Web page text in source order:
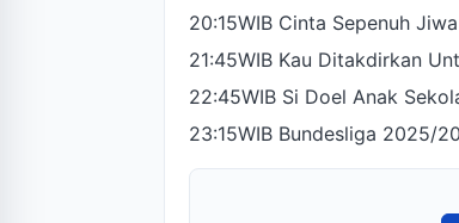
20:15WIB Cinta Sepenuh Jiwa
21:45WIB Kau Ditakdirkan
22:45WIB Si Doel Anak
23:15WIB Bundesliga 2025/